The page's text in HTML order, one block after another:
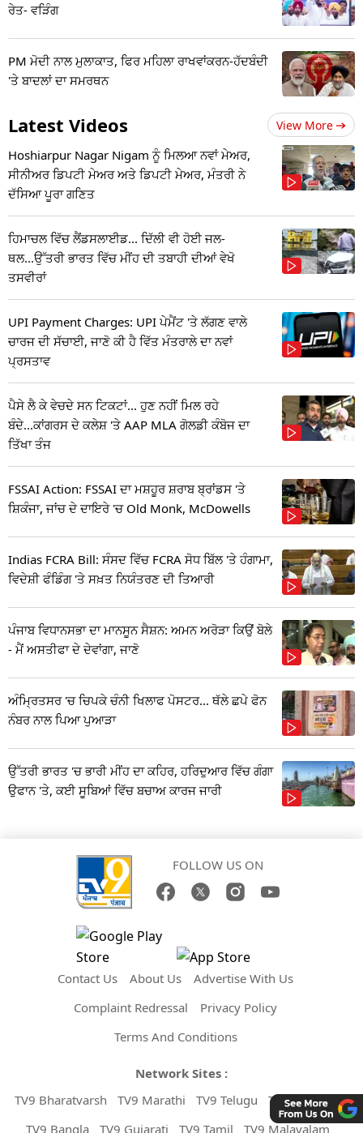
ਰੇਤ- ਵੜਿੰਗ
PM ਮੋਦੀ ਨਾਲ ਮੁਲਾਕਾਤ, ਫਿਰ ਮਹਿਲਾ ਰਾਖਵਾਂਕਰਨ-ਹੱਦਬੰਦੀ
'ਤੇ ਬਾਦਲਾਂ ਦਾ ਸਮਰਥਨ
Latest Videos View More
Hoshiarpur Nagar Nigam ਨੂੰ ਮਿਲਆ ਨਵਾਂ ਮੇਅਰ,
ਸੀਨੀਅਰ ਡਿਪਟੀ ਮੇਅਰ ਅਤੇ ਡਿਪਟੀ ਮੇਅਰ, ਮੰਤਰੀ ਨੇ
ਦੱਸਿਆ ਪੂਰਾ ਗਣਿਤ
ਹਿਮਾਚਲ ਵਿੱਚ ਲੈਂਡਸਲਾਈਡ... ਦਿੱਲੀ ਵੀ ਹੋਈ ਜਲ-
ਥਲ...ਉੱਤਰੀ ਭਾਰਤ ਵਿੱਚ ਮੀਂਹ ਦੀ ਤਬਾਹੀ ਦੀਆਂ ਵੇਖੋ
ਤਸਵੀਰਾਂ
UPI Payment Charges: UPI ਪੇਮੈਂਟ 'ਤੇ ਲੱਗਣ ਵਾਲੇ
ਚਾਰਜ ਦੀ ਸੱਚਾਈ, ਜਾਣੋ ਕੀ ਹੈ ਵਿੱਤ ਮੰਤਰਾਲੇ ਦਾ ਨਵਾਂ
ਪ੍ਰਸਤਾਵ
ਪੈਸੇ ਲੈ ਕੇ ਵੇਚਦੇ ਸਨ ਟਿਕਟਾਂ... ਹੁਣ ਨਹੀਂ ਮਿਲ ਰਹੇ
ਬੰਦੇ...ਕਾਂਗਰਸ ਦੇ ਕਲੇਸ਼ 'ਤੇ AAP MLA ਗੋਲਡੀ ਕੰਬੋਜ ਦਾ
ਤਿੱਖਾ ਤੰਜ
FSSAI Action: FSSAI ਦਾ ਮਸ਼ਹੂਰ ਸ਼ਰਾਬ ਬ੍ਰਾਂਡਸ 'ਤੇ
ਸ਼ਿਕੰਜਾ, ਜਾਂਚ ਦੇ ਦਾਇਰੇ 'ਚ Old Monk, McDowells
Indias FCRA Bill: ਸੰਸਦ ਵਿੱਚ FCRA ਸੋਧ ਬਿੱਲ 'ਤੇ ਹੰਗਾਮਾ,
ਵਿਦੇਸ਼ੀ ਫੰਡਿੰਗ 'ਤੇ ਸਖ਼ਤ ਨਿਯੰਤਰਣ ਦੀ ਤਿਆਰੀ
ਪੰਜਾਬ ਵਿਧਾਨਸਭਾ ਦਾ ਮਾਨਸੂਨ ਸੈਸ਼ਨ: ਅਮਨ ਅਰੋੜਾ ਕਿਉਂ ਬੋਲੇ
- ਮੈਂ ਅਸਤੀਫਾ ਦੇ ਦੇਵਾਂਗਾ, ਜਾਣੋ
ਅੰਮ੍ਰਿਤਸਰ 'ਚ ਚਿਪਕੇ ਚੰਨੀ ਖਿਲਾਫ ਪੋਸਟਰ... ਥੱਲੇ ਛਪੇ ਫੋਨ
ਨੰਬਰ ਨਾਲ ਪਿਆ ਪੁਆੜਾ
ਉੱਤਰੀ ਭਾਰਤ 'ਚ ਭਾਰੀ ਮੀਂਹ ਦਾ ਕਹਿਰ, ਹਰਿਦੁਆਰ ਵਿੱਚ ਗੰਗਾ
ਉਫਾਨ 'ਤੇ, ਕਈ ਸੂਬਿਆਂ ਵਿੱਚ ਬਚਾਅ ਕਾਰਜ ਜਾਰੀ
FOLLOW US ON
Contact Us About Us
Advertise With Us
Complaint Redressal
Privacy Policy
Terms And Conditions
Network Sites :
TV9 Bharatvarsh
TV9 Marathi TV9 Telugu
TV9 Kannada
TV9 Bangla
TV9 Gujarati TV9 Tamil TV9 Malayalam